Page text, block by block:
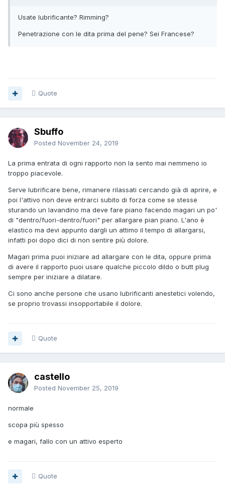
Usate lubrificante? Rimming?
Penetrazione con le dita prima del pene? Sei Francese?
Quote
Sbuffo
Posted November 24, 2019
La prima entrata di ogni rapporto non la sento mai nemmeno io
troppo piacevole.
Serve lubrificare bene, rimanere rilassati cercando già di aprire, e
poi l'attivo non deve entrarci subito di forza come se stesse
sturando un lavandino ma deve fare piano facendo magari un po'
di "dentro/fuori-dentro/fuori" per allargare pian piano. L'ano è
elastico ma devi appunto dargli un attimo il tempo di allargarsi,
infatti poi dopo dici di non sentire più dolore.
Magari prima puoi iniziare ad allargare con le dita, oppure prima
di avere il rapporto puoi usare qualche piccolo dildo o butt plug
sempre per iniziare a dilatare.
Ci sono anche persone che usano lubrificanti anestetici volendo,
se proprio trovassi insopportabile il dolore.
Quote
castello
Posted November 25, 2019
normale
scopa più spesso
e magari, fallo con un attivo esperto
Quote